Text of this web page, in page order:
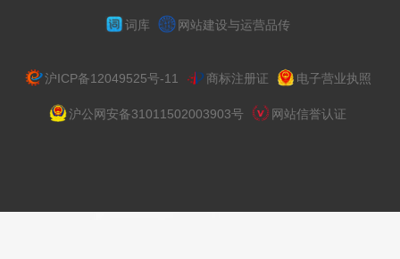
词库 网站建设与运营品传
沪ICP备12049525号-11 商标注册证 电子营业执照
沪公网安备31011502003903号 网站信誉认证